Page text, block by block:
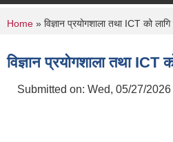
You are here
Home » विज्ञान प्रयोगशाला तथा ICT को
विज्ञान प्रयोगशाला तथा ICT
Submitted on: Wed, 05/27/